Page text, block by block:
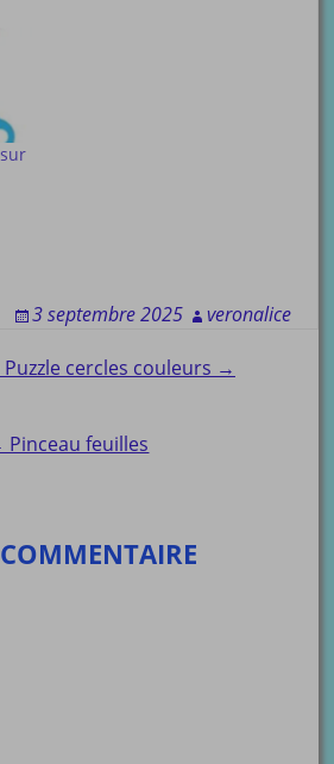
3 septembre 2025 veronalice
cercles couleurs →
Pinceau feuilles